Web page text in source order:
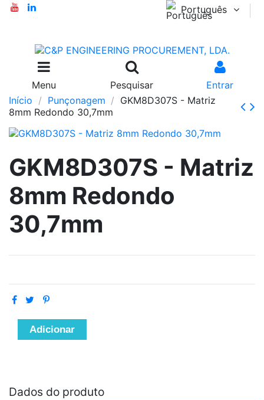
Português
Menu Pesquisar
Entrar
Início
Punçonagem
GKM8D307S - Matriz
8mm Redondo 30,7mm
GKM8D307S - Matriz
8mm Redondo
30,7mm
Adicionar
Dados do produto